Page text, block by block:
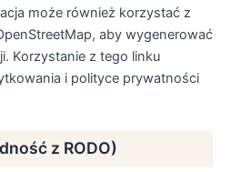
może również korzystać z
aby wygenerować
Korzystanie z tego linku
i polityce prywatności
z RODO)